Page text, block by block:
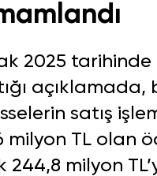
2025 tarihinde
satış
milyon TL olan
milyon